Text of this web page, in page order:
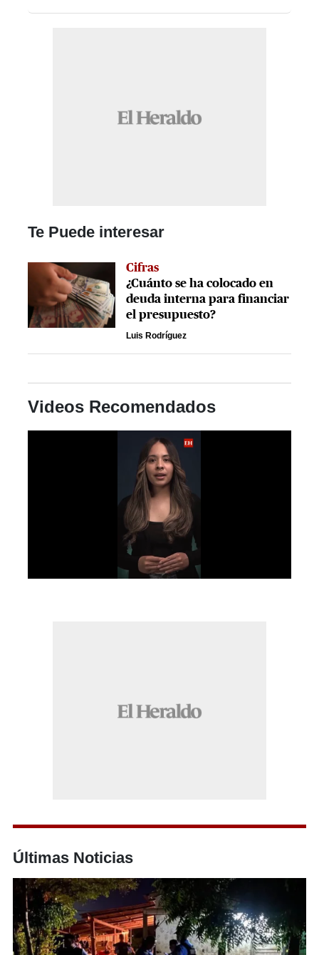
Te Puede interesar
Cifras
¿Cuánto se ha colocado en
deuda interna para financiar
el presupuesto?
Luis Rodríguez
Videos Recomendados
Últimas Noticias